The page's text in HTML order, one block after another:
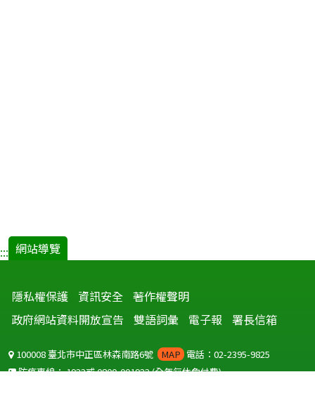
::: 網站導覽
隱私權保護 資訊安全 著作權聲明
政府網站資料開放宣告
雙語詞彙 電子報 署長信箱
100008 臺北市中正區林森南路6號 MAP 電話：02-2395-9825
防疫專線：1922或0800-001922(全年無休免付費)